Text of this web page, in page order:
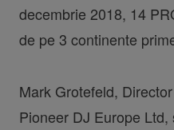
decembrie 2018, 14
de pe 3 continente
Mark Grotefeld,
Pioneer DJ Europe Ltd,